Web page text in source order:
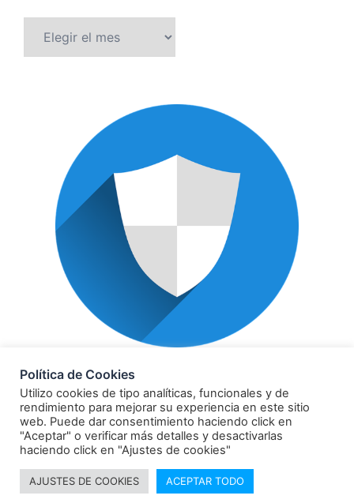
© 2021 Todos los derechos reservados Comunicación
y verdad
Política de Cookies
Utilizo cookies de tipo analíticas, funcionales y de
rendimiento para mejorar su experiencia en este sitio
web. Puede dar consentimiento haciendo click en
"Aceptar" o verificar más detalles y desactivarlas
haciendo click en "Ajustes de cookies"
AJUSTES DE COOKIES ACEPTAR TODO